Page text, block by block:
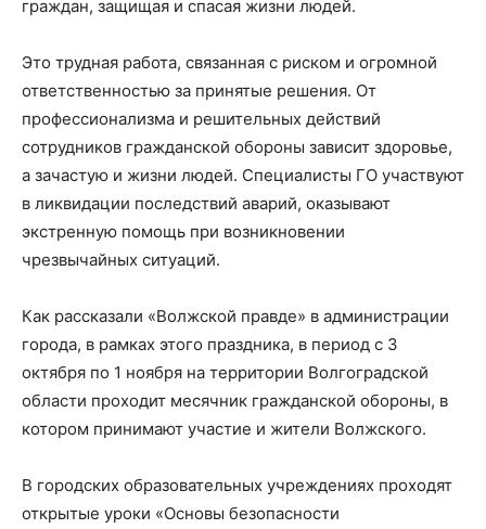
граждан, защищая и спасая жизни людей.
Это трудная работа, связанная с риском и огромной
ответственностью за принятые решения. От
профессионализма и решительных действий
сотрудников гражданской обороны зависит здоровье,
а зачастую и жизни людей. Специалисты ГО участвуют
в ликвидации последствий аварий, оказывают
экстренную помощь при возникновении
чрезвычайных ситуаций.
Как рассказали «Волжской правде» в администрации
города, в рамках этого праздника, в период с 3
октября по 1 ноября на территории Волгоградской
области проходит месячник гражданской обороны, в
котором принимают участие и жители Волжского.
В городских образовательных учреждениях проходят
открытые уроки «Основы безопасности